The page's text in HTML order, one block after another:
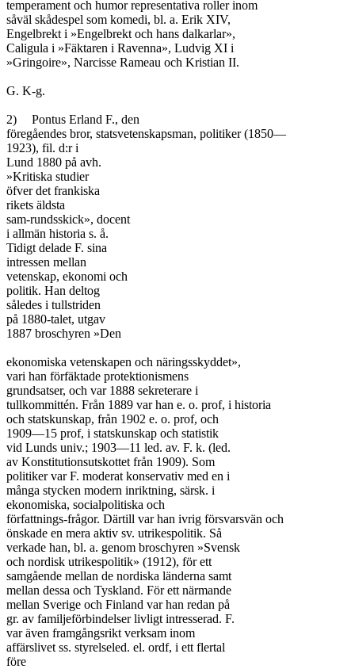
temperament och humor representativa roller inom
såväl skådespel som komedi, bl. a. Erik XIV,
Engelbrekt i »Engelbrekt och hans dalkarlar»,
Caligula i »Fäktaren i Ravenna», Ludvig XI i
»Gringoire», Narcisse Rameau och Kristian II.
G. K-g.
2)	Pontus Erland F., den
föregåendes bror, statsvetenskapsman, politiker (1850—
1923), fil. d:r i
Lund 1880 på avh.
»Kritiska studier
öfver det frankiska
rikets äldsta
sam-rundsskick», docent
i allmän historia s. å.
Tidigt delade F. sina
intressen mellan
vetenskap, ekonomi och
politik. Han deltog
således i tullstriden
på 1880-talet, utgav
1887 broschyren »Den
ekonomiska vetenskapen och näringsskyddet»,
vari han förfäktade protektionismens
grundsatser, och var 1888 sekreterare i
tullkommittén. Från 1889 var han e. o. prof, i historia
och statskunskap, från 1902 e. o. prof, och
1909—15 prof, i statskunskap och statistik
vid Lunds univ.; 1903—11 led. av. F. k. (led.
av Konstitutionsutskottet från 1909). Som
politiker var F. moderat konservativ med en i
många stycken modern inriktning, särsk. i
ekonomiska, socialpolitiska och
författnings-frågor. Därtill var han ivrig försvarsvän och
önskade en mera aktiv sv. utrikespolitik. Så
verkade han, bl. a. genom broschyren »Svensk
och nordisk utrikespolitik» (1912), för ett
samgående mellan de nordiska länderna samt
mellan dessa och Tyskland. För ett närmande
mellan Sverige och Finland var han redan på
gr. av familjeförbindelser livligt intresserad. F.
var även framgångsrikt verksam inom
affärslivet ss. styrelseled. el. ordf, i ett flertal
före